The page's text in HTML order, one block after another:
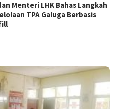
Menteri LHK Bahas Langkah
TPA Galuga Berbasis